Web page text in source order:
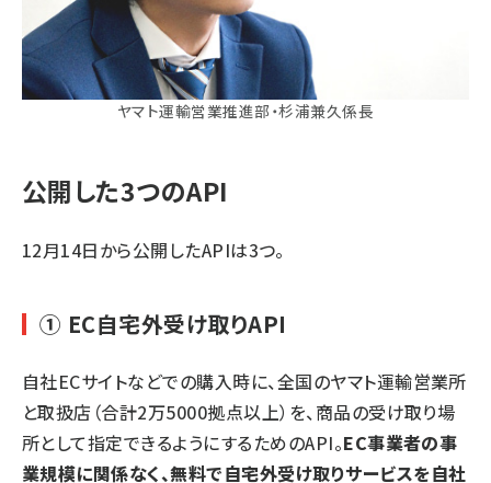
ヤマト運輸営業推進部・杉浦兼久係長
公開した3つのAPI
12月14日から公開したAPIは3つ。
① EC自宅外受け取りAPI
自社ECサイトなどでの購入時に、全国のヤマト運輸営業所
と取扱店（合計2万5000拠点以上）を、商品の受け取り場
所として指定できるようにするためのAPI。EC事業者の事
業規模に関係なく、無料で自宅外受け取りサービスを自社